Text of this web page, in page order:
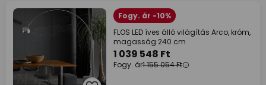
Fogy. ár -10%
FLOS LED íves álló világítás Arco, króm,
magasság 240 cm
1 039 548 Ft
Fogy. ár1 155 054 Ft